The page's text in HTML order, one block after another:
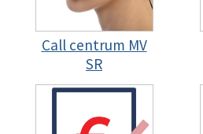
Call centrum MV
SR